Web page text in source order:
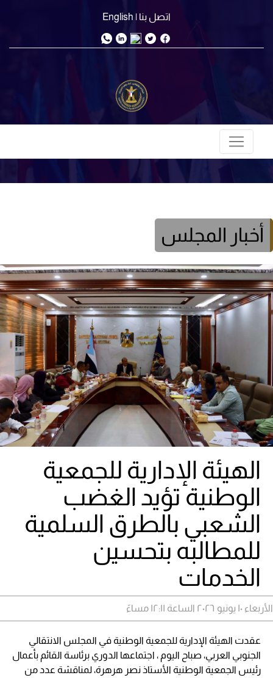
اتصل بنا | English
أخبار المجلس
الهيئة الإدارية للجمعية
الوطنية تؤيد الغضب
الشعبي بالطرق السلمية
للمطالبه بتحسين
الخدمات
الأربعاء ١٠ يونيو ٢٠٢٦ الساعة ١٢:١١ مساءً
عقدت الهيئة الإدارية للجمعية الوطنية في المجلس الانتقالي
الجنوبي العربي، صباح اليوم ، اجتماعها الدوري برئاسة القائم بأعمال
رئيس الجمعية الوطنية الأستاذ نصر هرهرة، لمناقشة عدد من